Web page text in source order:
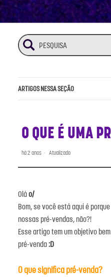
ARTIGOS NESSA SEÇÃO
O QUE É UMA
há 2 anos Atualizado
Oláo/
Bom, se você está aqui é
nossas pré-vendas, não?!
Esse artigo tem um objetivo
pré-venda:D
O que significa pré-venda?